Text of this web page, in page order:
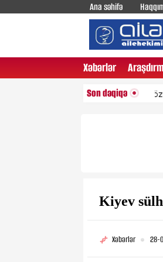
Ana səhifə
Xəbərlər
Son dəqiqə
Diqqəti maqnit kimi özünə
Kiyev
Xəbərlər 28-